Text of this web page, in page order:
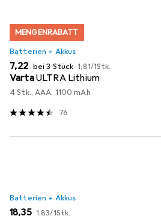
MENGENRABATT
Batterien + Akkus
EUR
7,22 bei 3 Stück EUR
1,81/1Stk.
VartaULTRA Lithium
4 Stk., AAA, 1100 mAh
76
Batterien + Akkus
EUR
18,35 EUR
1,83/1Stk.